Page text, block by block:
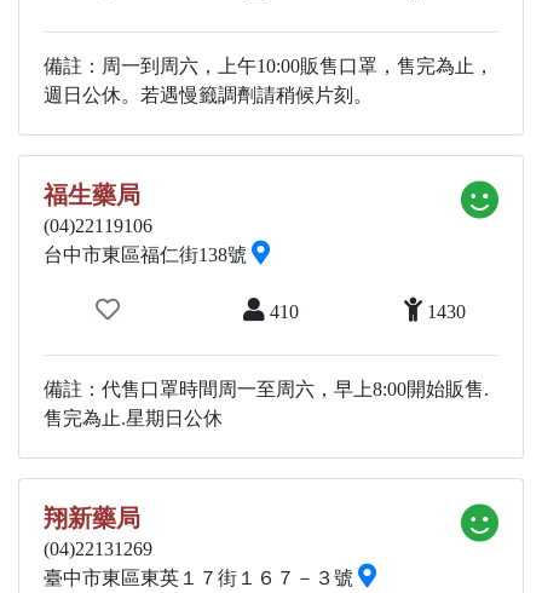
備註：周一到周六，上午10:00販售口罩，售完為止，
週日公休。若遇慢籤調劑請稍候片刻。
福生藥局
(04)22119106
台中市東區福仁街138號
410 1430
備註：代售口罩時間周一至周六，早上8:00開始販售.
售完為止.星期日公休
翔新藥局
(04)22131269
臺中市東區東英１７街１６７－３號